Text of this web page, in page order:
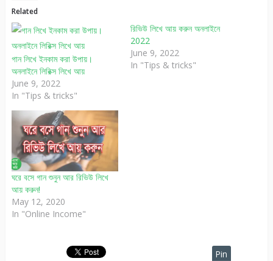
Related
গান লিখে ইনকাম করা উপায়।
অনলাইনে লিরিক্স লিখে আয়
June 9, 2022
In "Tips & tricks"
রিভিউ লিখে আয় করুন অনলাইনে
2022
June 9, 2022
In "Tips & tricks"
ঘরে বসে গান শুনুন আর রিভিউ লিখে
আয় করুন!
May 12, 2020
In "Online Income"
Pin